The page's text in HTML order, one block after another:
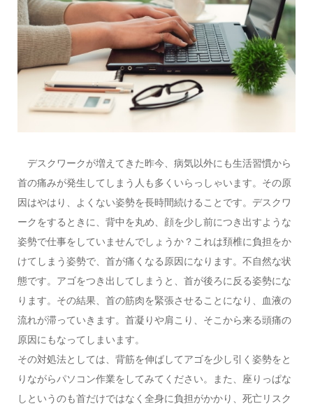
デスクワークが増えてきた昨今、病気以外にも生活習慣から
首の痛みが発生してしまう人も多くいらっしゃいます。その原
因はやはり、よくない姿勢を長時間続けることです。デスクワ
ークをするときに、背中を丸め、顔を少し前につき出すような
姿勢で仕事をしていませんでしょうか？これは頚椎に負担をか
けてしまう姿勢で、首が痛くなる原因になります。不自然な状
態です。アゴをつき出してしまうと、首が後ろに反る姿勢にな
ります。その結果、首の筋肉を緊張させることになり、血液の
流れが滞っていきます。首凝りや肩こり、そこから来る頭痛の
原因にもなってしまいます。
その対処法としては、背筋を伸ばしてアゴを少し引く姿勢をと
りながらパソコン作業をしてみてください。また、座りっぱな
しというのも首だけではなく全身に負担がかかり、死亡リスク